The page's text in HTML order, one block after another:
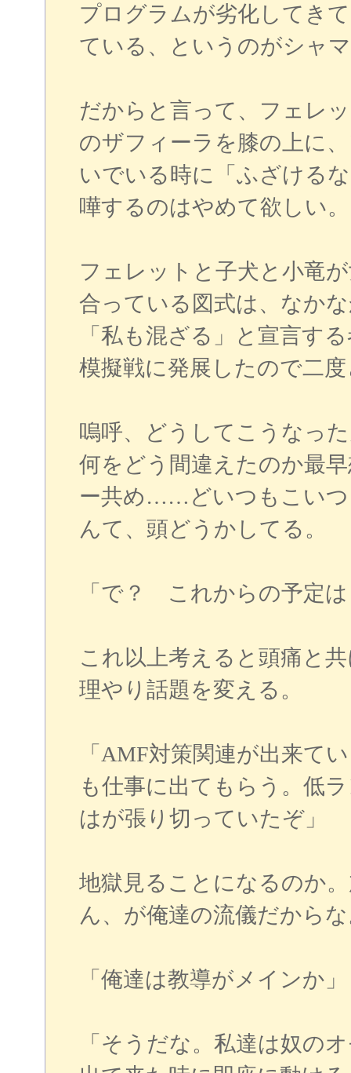
プログラムが劣化してき
ている、というのがシャ
だからと言って、フェレ
のザフィーラを膝の上に
いでいる時に「ふざける
嘩するのはやめて欲しい。
フェレットと子犬と小竜
合っている図式は、なか
「私も混ざる」と宣言す
模擬戦に発展したので二
嗚呼、どうしてこうな
何をどう間違えたのか最
ー共め……どいつもこいつ
んて、頭どうかしてる。
「で？ これからの予定
これ以上考えると頭痛と
理やり話題を変える。
「AMF対策関連が出来て
も仕事に出てもらう。低
はが張り切っていたぞ」
地獄見ることになるのか
ん、が俺達の流儀だから
「俺達は教導がメインか」
「そうだな。私達は奴の